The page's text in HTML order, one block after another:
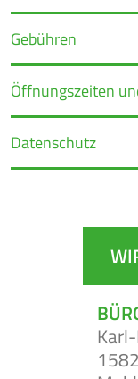
Gebühren
Öffnungszeiten
Datenschutz